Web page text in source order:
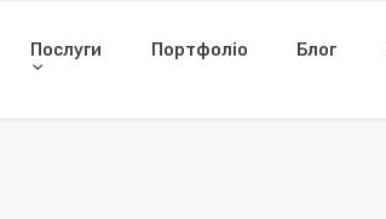
Послуги Портфоліо Блог